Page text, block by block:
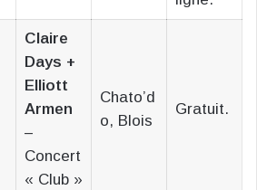
Claire
Days +
Elliott
Armen
–
Concert
« Club »
Chato’d
o, Blois
Gratuit.